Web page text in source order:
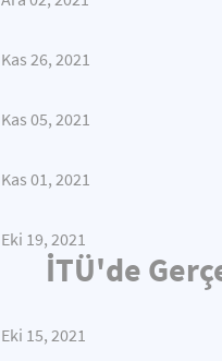
Kas 26, 2021
Kas 05, 2021
Kas 01, 2021
Eki 19, 2021
İTÜ'de
Eki 15, 2021